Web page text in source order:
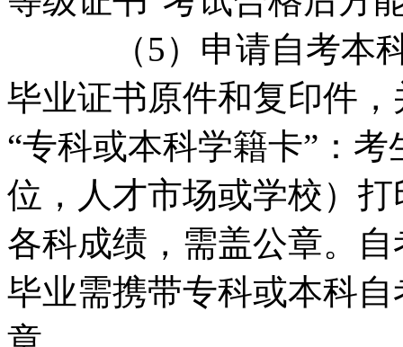
（5）申请自考本科
毕业证书原件和复印件
“专科或本科学籍卡”：
位，人才市场或学校）
各科成绩，需盖公章。
毕业需携带专科或本科